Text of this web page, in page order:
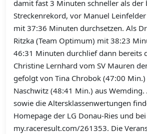
damit fast 3 Minuten schneller als der
Streckenrekord, vor Manuel
mit 37:36 Minuten durchsetzen. Als
Ritzka (Team Optimum) mit 38:23
46:31 Minuten durchlief dann bereits
Christine Lernhard vom SV Mauren
gefolgt von Tina Chrobok (47:00
Naschwitz (48:41 Min.) aus Wemding.
sowie die Altersklassenwertungen
Homepage der LG Donau-Ries und bei
my.raceresult.com/261353. Die